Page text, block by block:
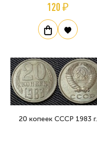
120 ₽
20 копеек СССР 1983 г.